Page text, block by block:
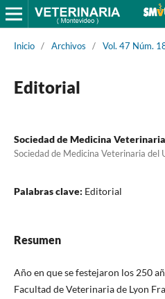
Inicio / Archivos / Vol. 47 Núm.
Editorial
Sociedad de Medicina
Sociedad de Medicina Veterinaria del
Palabras clave: Editorial
Resumen
Año en que se festejaron los 250
Facultad de Veterinaria de Lyon